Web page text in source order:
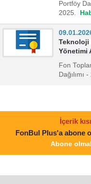
Portföy
2025.
Teknoloji
Yönetimi
Fon
Dağılımı
İçerik
FonBul Plus'a abone
Abone